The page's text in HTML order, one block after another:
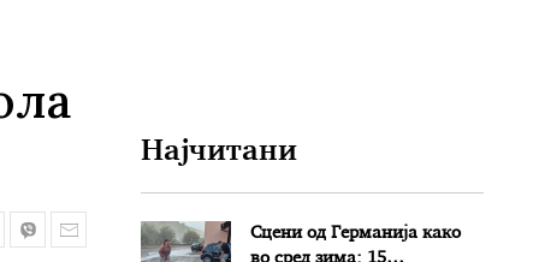
Најчитани
Сцени од Германија како
во сред зима: 15